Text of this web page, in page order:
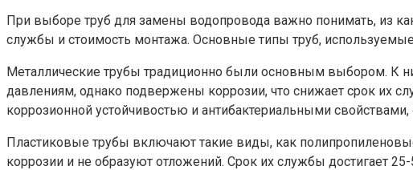
При выборе труб для замены водопровода важно понимать, из
службы и стоимость монтажа. Основные типы труб,
Металлические трубы традиционно были основным выбором. К
давлениям, однако подвержены коррозии, что снижает срок их
коррозионной устойчивостью и антибактериальными
Пластиковые трубы включают такие виды, как
коррозии и не образуют отложений. Срок их службы достигает